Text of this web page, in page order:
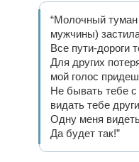
“Молочный
мужчины)
Все пути-дороги
Для других
мой голос
Не бывать тебе
видать тебе
Одну меня
Да будет так!”